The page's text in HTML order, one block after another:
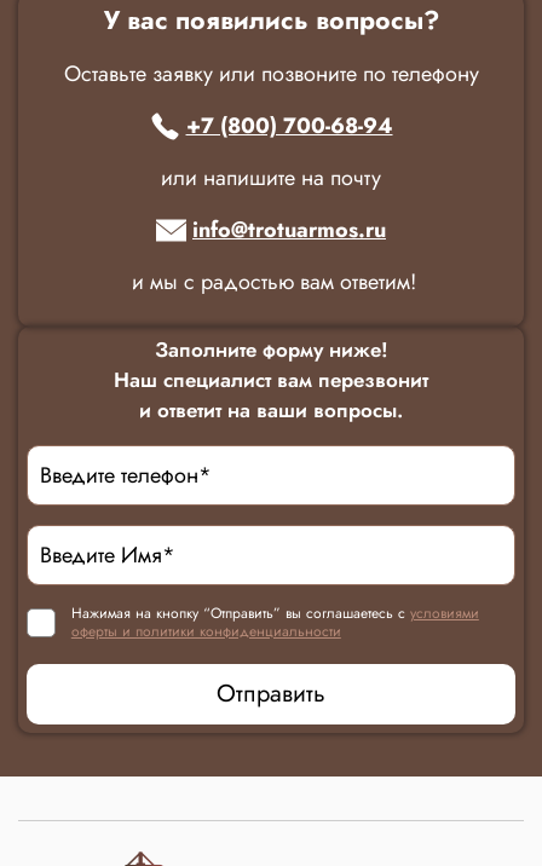
У вас появились вопросы?
Оставьте заявку или позвоните по телефону
+7 (800) 700-68-94
или напишите на почту
info@trotuarmos.ru
и мы с радостью вам ответим!
Заполните форму ниже!
Наш специалист вам перезвонит
и ответит на ваши вопросы.
Нажимая на кнопку “Отправить” вы соглашаетесь с условиями
оферты и политики конфиденциальности
Отправить